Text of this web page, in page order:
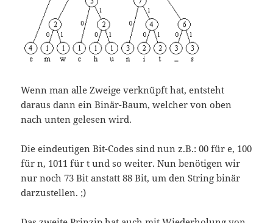
Wenn man alle Zweige verknüpft hat, entsteht
daraus dann ein Binär-Baum, welcher von oben
nach unten gelesen wird.
Die eindeutigen Bit-Codes sind nun z.B.: 00 für e, 100
für n, 1011 für t und so weiter. Nun benötigen wir
nur noch 73 Bit anstatt 88 Bit, um den String binär
darzustellen. ;)